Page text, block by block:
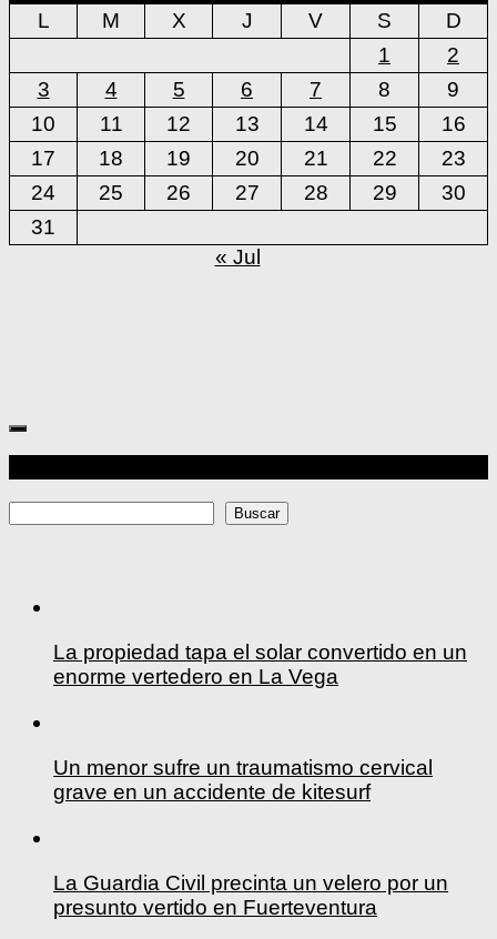
L
M X J V S
D
1
2
3
4 5 6 7 8
9
10
11 12 13 14 15
16
17
18 19 20 21 22
23
24
25 26 27 28 29
30
31
« Jul
Buscar
La propiedad tapa el solar convertido en un
enorme vertedero en La Vega
Un menor sufre un traumatismo cervical
grave en un accidente de kitesurf
La Guardia Civil precinta un velero por un
presunto vertido en Fuerteventura